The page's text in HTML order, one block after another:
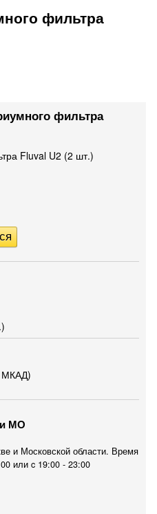
фильтра
фильтра
Fluval U2 (2 шт.)
МКАД)
и МО
и Московской области. Время
или c 19:00 - 23:00